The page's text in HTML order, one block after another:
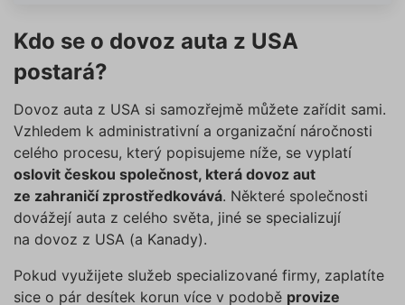
Kdo se o dovoz auta z USA
postará?
Dovoz auta z USA si samozřejmě můžete zařídit sami.
Vzhledem k administrativní a organizační náročnosti
celého procesu, který popisujeme níže, se vyplatí
oslovit českou společnost, která dovoz aut
ze zahraničí zprostředkovává. Některé společnosti
dovážejí auta z celého světa, jiné se specializují
na dovoz z USA (a Kanady).
Pokud využijete služeb specializované firmy, zaplatíte
sice o pár desítek korun více v podobě provize